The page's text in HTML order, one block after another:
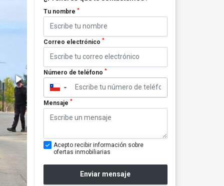
Tu nombre *
Correo electrónico *
Número de teléfono *
▼
Mensaje *
Acepto recibir información sobre
ofertas inmobiliarias
Enviar mensaje